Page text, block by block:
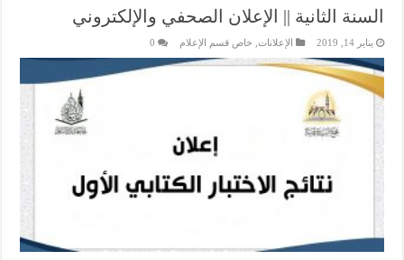
السنة الثانية || الإعلان الصحفي والإلكتروني
يناير 14, 2019 الإعلانات خاص قسم الإعلام 0